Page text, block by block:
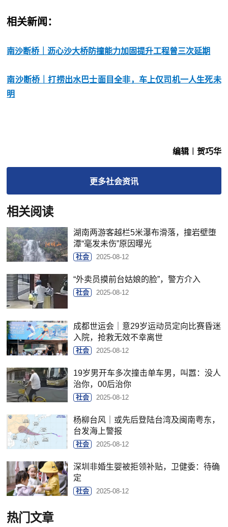
相关新闻：
南沙断桥｜沥心沙大桥防撞能力加固提升工程曾三次延期
南沙断桥｜打捞出水巴士面目全非，车上仅司机一人生死未
明
编辑︱贺巧华
更多社会资讯
相关阅读
湖南两游客越栏5米瀑布滑落，撞岩壁堕
潭“毫发未伤”原因曝光
社会 2025-08-12
“外卖员摸前台姑娘的脸”，警方介入
社会 2025-08-12
成都世运会｜意29岁运动员定向比赛昏迷
入院，抢救无效不幸离世
社会 2025-08-12
19岁男开车多次撞击单车男，叫嚣：没人
治你，00后治你
社会 2025-08-12
杨柳台风｜或先后登陆台湾及闽南粤东，
台发海上警报
社会 2025-08-12
深圳非婚生婴被拒领补贴，卫健委：待确
定
社会 2025-08-12
热门文章